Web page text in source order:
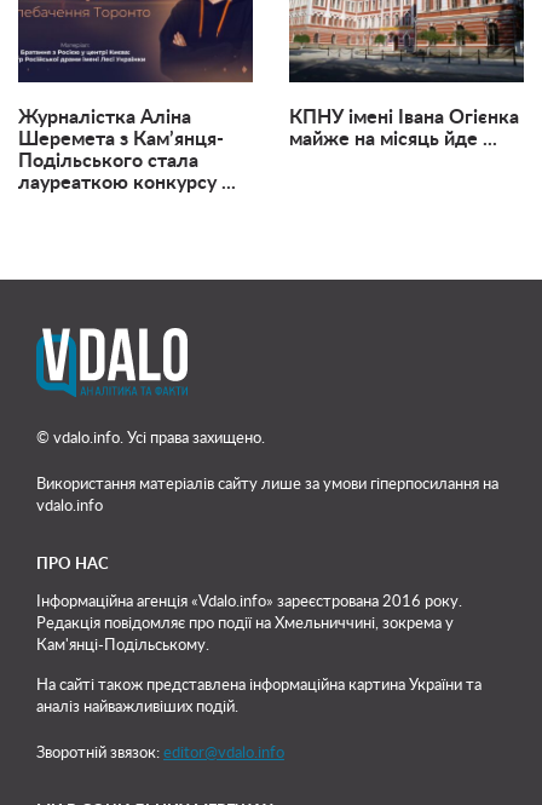
Журналістка Аліна
Шеремета з Кам’янця-
Подільського стала
лауреаткою конкурсу ...
КПНУ імені Івана Огієнка
майже на місяць йде ...
© vdalo.info. Усі права захищено.
Використання матеріалів сайту лише за умови гіперпосилання на
vdalo.info
ПРО НАС
Інформаційна агенція «Vdalo.info» зареєстрована 2016 року.
Редакція повідомляє про події на Хмельниччині, зокрема у
Кам'янці-Подільському.
На сайті також представлена інформаційна картина України та
аналіз найважливіших подій.
Зворотній звязок: editor@vdalo.info